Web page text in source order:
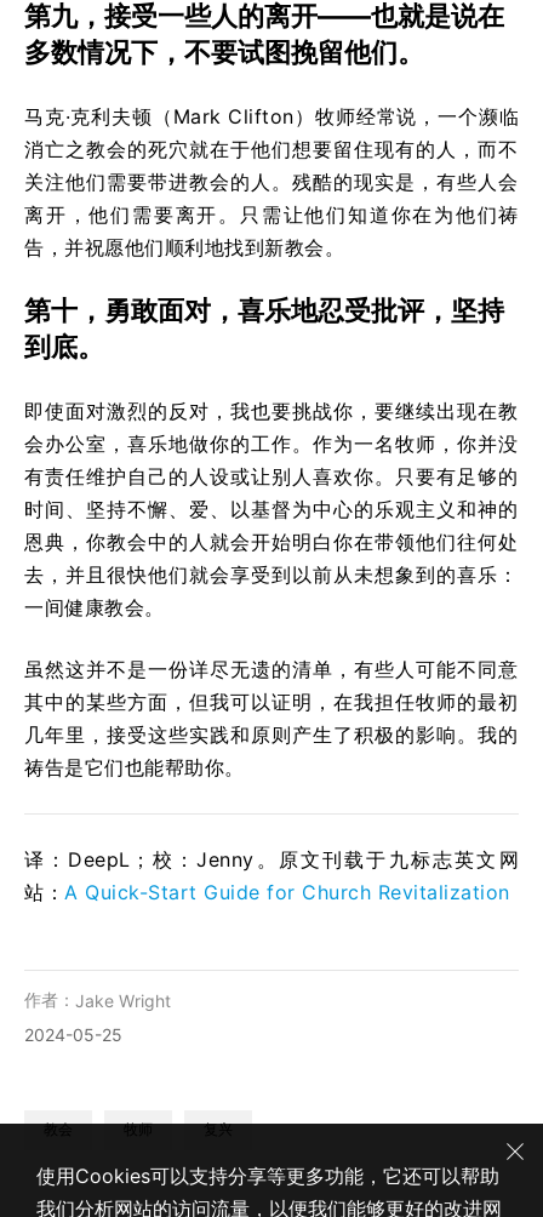
第九，接受一些人的离开——也就是说在
多数情况下，不要试图挽留他们。
马克·克利夫顿（Mark Clifton）牧师经常说，一个濒临
消亡之教会的死穴就在于他们想要留住现有的人，而不
关注他们需要带进教会的人。残酷的现实是，有些人会
离开，他们需要离开。只需让他们知道你在为他们祷
告，并祝愿他们顺利地找到新教会。
第十，勇敢面对，喜乐地忍受批评，坚持
到底。
即使面对激烈的反对，我也要挑战你，要继续出现在教
会办公室，喜乐地做你的工作。作为一名牧师，你并没
有责任维护自己的人设或让别人喜欢你。只要有足够的
时间、坚持不懈、爱、以基督为中心的乐观主义和神的
恩典，你教会中的人就会开始明白你在带领他们往何处
去，并且很快他们就会享受到以前从未想象到的喜乐：
一间健康教会。
虽然这并不是一份详尽无遗的清单，有些人可能不同意
其中的某些方面，但我可以证明，在我担任牧师的最初
几年里，接受这些实践和原则产生了积极的影响。我的
祷告是它们也能帮助你。
译：DeepL；校：Jenny。原文刊载于九标志英文网
站： A Quick-Start Guide for Church Revitalization
作者： Jake Wright
2024-05-25
教会 牧师 复兴
使用Cookies可以支持分享等更多功能，它还可以帮助
我们分析网站的访问流量，以便我们能够更好的改进网